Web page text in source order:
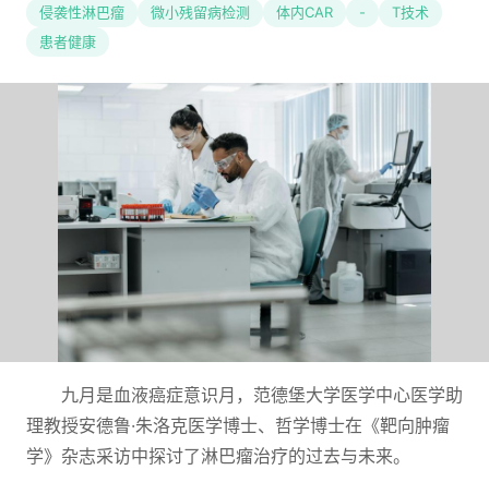
侵袭性淋巴瘤
微小残留病检测 体内CAR -
T技术
患者健康
九月是血液癌症意识月，范德堡大学医学中心医学助
理教授安德鲁·朱洛克医学博士、哲学博士在《靶向肿瘤
学》杂志采访中探讨了淋巴瘤治疗的过去与未来。